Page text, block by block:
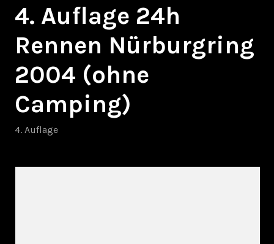
4. Auflage 24h
Rennen Nürburgring
2004 (ohne
Camping)
4. Auflage